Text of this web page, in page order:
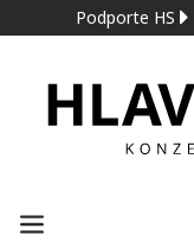
Podporte HS